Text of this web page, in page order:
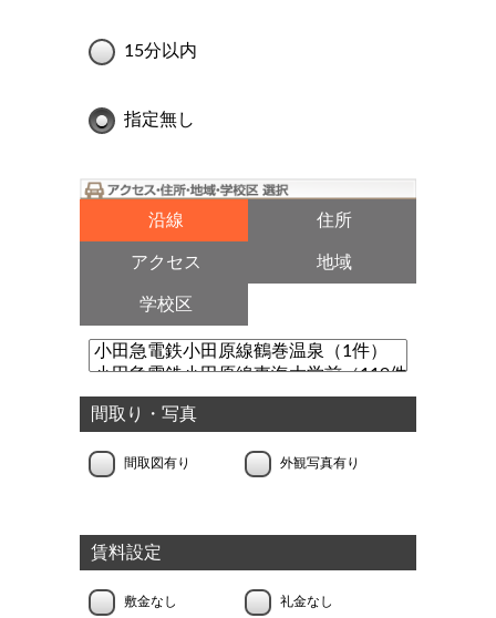
15分以内
指定無し
沿線 住所
アクセス 地域
学校区
間取り・写真
間取図有り 外観写真有り
賃料設定
敷金なし 礼金なし